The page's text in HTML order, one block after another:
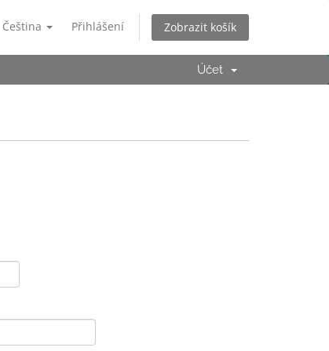
Čeština Přihlášení Zobrazit košík
Účet